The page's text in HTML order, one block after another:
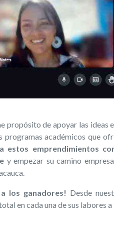
propósito de apoyar las ideas
programas académicos que
estos emprendimientos
y empezar su camino
a los ganadores! Desde
en cada una de sus labores